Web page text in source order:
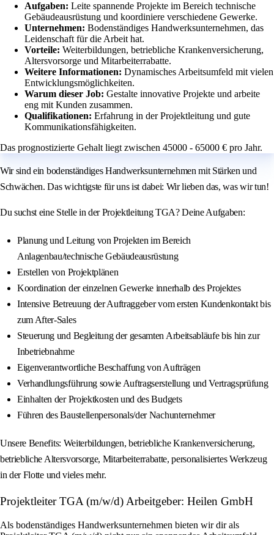
Aufgaben: Leite spannende Projekte im Bereich technische
Gebäudeausrüstung und koordiniere verschiedene Gewerke.
Unternehmen: Bodenständiges Handwerksunternehmen, das
Leidenschaft für die Arbeit hat.
Vorteile: Weiterbildungen, betriebliche Krankenversicherung,
Altersvorsorge und Mitarbeiterrabatte.
Weitere Informationen: Dynamisches Arbeitsumfeld mit vielen
Entwicklungsmöglichkeiten.
Warum dieser Job: Gestalte innovative Projekte und arbeite
eng mit Kunden zusammen.
Qualifikationen: Erfahrung in der Projektleitung und gute
Kommunikationsfähigkeiten.
Das prognostizierte Gehalt liegt zwischen 45000 - 65000 € pro Jahr.
Wir sind ein bodenständiges Handwerksunternehmen mit Stärken und
Schwächen. Das wichtigste für uns ist dabei: Wir lieben das, was wir tun!
Du suchst eine Stelle in der Projektleitung TGA? Deine Aufgaben:
Planung und Leitung von Projekten im Bereich
Anlagenbau/technische Gebäudeausrüstung
Erstellen von Projektplänen
Koordination der einzelnen Gewerke innerhalb des Projektes
Intensive Betreuung der Auftraggeber vom ersten Kundenkontakt bis
zum After-Sales
Steuerung und Begleitung der gesamten Arbeitsabläufe bis hin zur
Inbetriebnahme
Eigenverantwortliche Beschaffung von Aufträgen
Verhandlungsführung sowie Auftragserstellung und Vertragsprüfung
Einhalten der Projektkosten und des Budgets
Führen des Baustellenpersonals/der Nachunternehmer
Unsere Benefits: Weiterbildungen, betriebliche Krankenversicherung,
betriebliche Altersvorsorge, Mitarbeiterrabatte, personalisiertes Werkzeug
in der Flotte und vieles mehr.
Projektleiter TGA (m/w/d) Arbeitgeber: Heilen GmbH
Als bodenständiges Handwerksunternehmen bieten wir dir als